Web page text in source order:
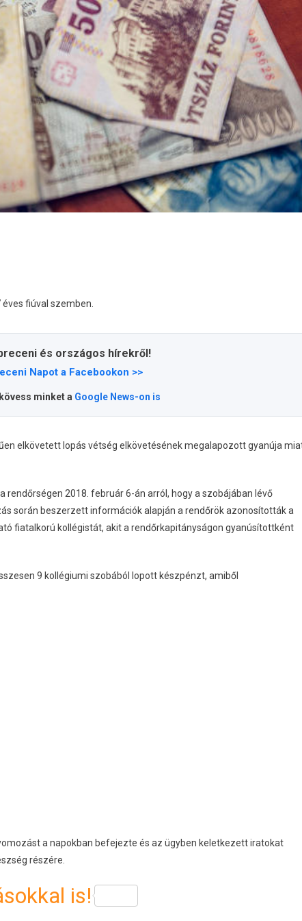
fiúval szemben.
és országos hírekről!
Napot a Facebookon >>
minket a Google News-on is
elkövetett lopás vétség elkövetésének megalapozott gyanúja
2018. február 6-án arról, hogy a szobájában lévő
során beszerzett információk alapján a rendőrök azonosították a
fiatalkorú kollégistát, akit a rendőrkapitányságon gyanúsítottként
9 kollégiumi szobából lopott készpénzt, amiből
a napokban befejezte és az ügyben keletkezett iratokat
részére.
is!